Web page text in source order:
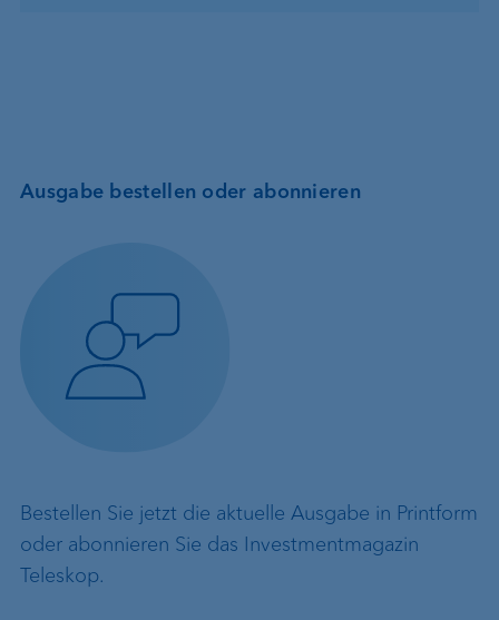
Ausgabe bestellen oder abonnieren
Bestellen Sie jetzt die aktuelle Ausgabe in Printform
oder abonnieren Sie das Investmentmagazin
Teleskop.